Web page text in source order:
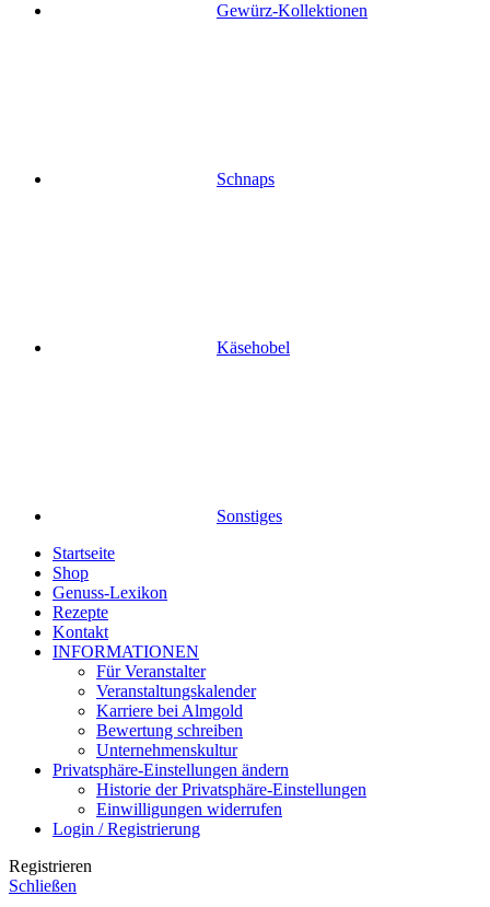
Gewürz-Kollektionen
Schnaps
Käsehobel
Sonstiges
Startseite
Shop
Genuss-Lexikon
Rezepte
Kontakt
INFORMATIONEN
Für Veranstalter
Veranstaltungskalender
Karriere bei Almgold
Bewertung schreiben
Unternehmenskultur
Privatsphäre-Einstellungen ändern
Historie der Privatsphäre-Einstellungen
Einwilligungen widerrufen
Login / Registrierung
Registrieren
Schließen